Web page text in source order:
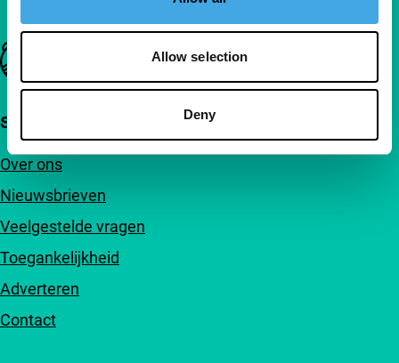
Allow selection
Deny
Belangrijke links
Snel naar
Over ons
Nieuwsbrieven
Veelgestelde vragen
Toegankelijkheid
Adverteren
Contact